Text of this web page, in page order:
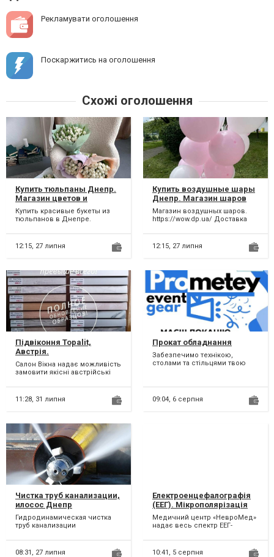
Рекламувати оголошення
Поскаржитись на оголошення
Схожі оголошення
Купить тюльпаны Днепр.
Магазин цветов и
букетов. Заказать
доставку тюльпанов на
Купить красивые букеты из
тюльпанов в Днепре.
с доставкой на дом. Купить...
12:15, 27 липня
Купить воздушные шары
Днепр. Магазин шаров
Днепр. Доставка шаров с
гелием.
Магазин воздушных шаров.
https://wow.dp.ua/ Доставка
фольгированных шаров....
12:15, 27 липня
Підвіконня Topalit,
Австрія.
Салон Вiкна надає можливість
замовити якісні австрійські
текстура,...
11:28, 31 липня
Прокат обладнання
Забезпечимо технікою,
столами та стільцями твою
09:04, 6 серпня
Чистка труб канализации,
илосос Днепр
Гидродинамическая чистка
труб канализации
оборудованием. Услуги
илососа. Качественно, ак...
08:31, 27 липня
Електроенцефалографія
(ЕЕГ). Мікрополярізація
Медичний центр «НевроМед»
надає весь спектр ЕЕГ-
(«Рутинна»);...
10:41, 5 серпня